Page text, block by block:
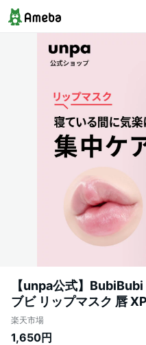
【unpa公式】
ブビ リップマスク 唇
質 高保湿 日中持続 ホホ
ブラックフード4種 若干
楽天市場
1,650円